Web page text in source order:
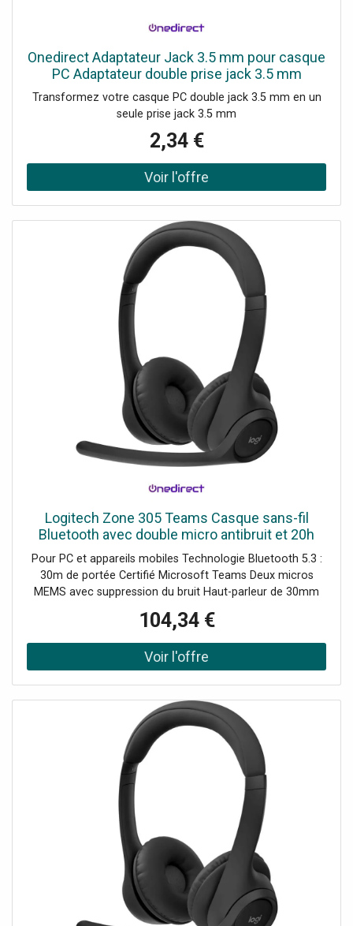
Onedirect Adaptateur Jack 3.5 mm pour casque
PC Adaptateur double prise jack 3.5 mm
Transformez votre casque PC double jack 3.5 mm en un
seule prise jack 3.5 mm
2,34 €
Logitech Zone 305 Teams Casque sans-fil
Bluetooth avec double micro antibruit et 20h
d'autonomie, certifié pour toutes les
applications
Pour PC et appareils mobiles Technologie Bluetooth 5.3 :
30m de portée Certifié Microsoft Teams Deux micros
MEMS avec suppression du bruit Haut-parleur de 30mm
pour des appels clairs Arceau léger et rembourré : parfait
pour l'usage quotidien Longue autonomie : jusqu'à 16h en
appel Adaptateur USB-C vers USB-A inclus Durable :
composé à 55% de plastique recyclé
104,34 €